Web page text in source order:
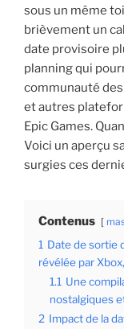
sous un même
brièvement un
date provisoire
planning qui
communauté
et autres
Epic Games.
Voici un aperçu
surgies ces
Contenus
1 Date de sortie
révélée par
1.1 Une
nostalgiques
2 Impact de la